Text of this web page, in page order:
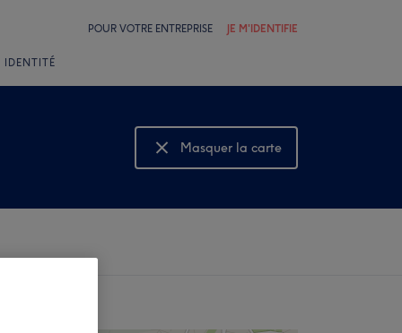
POUR VOTRE ENTREPRISE JE M'IDENTIFIE
IDENTITÉ
Masquer la carte
Montrer la carte